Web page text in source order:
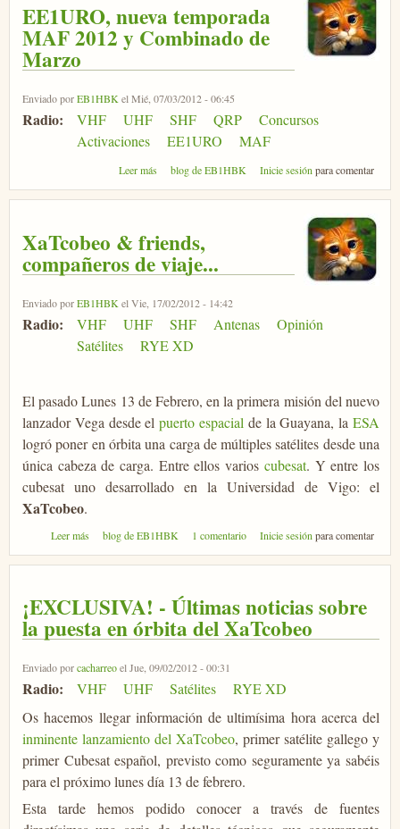
EE1URO, nueva temporada
MAF 2012 y Combinado de
Marzo
Enviado porEB1HBKel Mié, 07/03/2012 - 06:45
Radio: VHF UHF SHF QRP
Concursos
Activaciones
EE1URO MAF
Leer más sobre EE1URO, nueva temporada MAF 2012 y
blog de EB1HBK Inicie sesiónpara comentar
XaTcobeo & friends,
compañeros de viaje...
Enviado porEB1HBK el Vie, 17/02/2012 - 14:42
Radio: VHF UHF SHF Antenas
Opinión
Satélites
RYE XD
El pasado Lunes 13 de Febrero, en la primera misión del nuevo
lanzador Vega desde elpuerto espacial de la Guayana, laESA
logró poner en órbita una carga de múltiples satélites desde una
única cabeza de carga. Entre ellos varios cubesat. Y entre los
cubesat uno desarrollado en la Universidad de Vigo: el
XaTcobeo.
Leer más sobre XaTcobeo & friends, compañeros de viaje...
blog de EB1HBK 1 comentario Inicie sesión para comentar
¡EXCLUSIVA! - Últimas noticias sobre
la puesta en órbita del XaTcobeo
Enviado porcacharreoel Jue, 09/02/2012 - 00:31
Radio: VHF UHF Satélites
RYE XD
Os hacemos llegar información de ultimísima hora acerca del
inminente lanzamiento del XaTcobeo, primer satélite gallego y
primer Cubesat español, previsto como seguramente ya sabéis
para el próximo lunes día 13 de febrero.
Esta tarde hemos podido conocer a través de fuentes